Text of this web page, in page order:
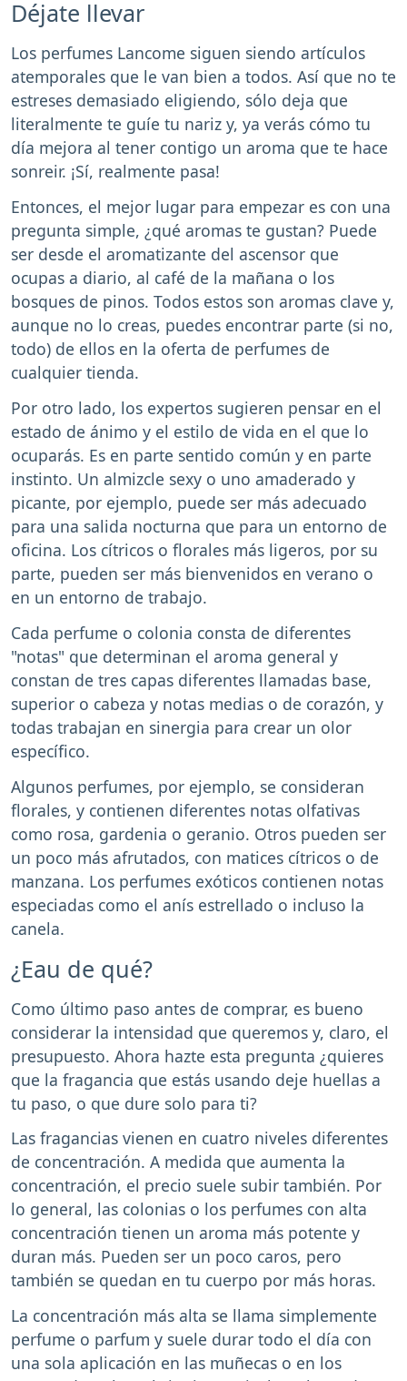
Déjate llevar
Los perfumes Lancome siguen siendo artículos
atemporales que le van bien a todos. Así que no te
estreses demasiado eligiendo, sólo deja que
literalmente te guíe tu nariz y, ya verás cómo tu
día mejora al tener contigo un aroma que te hace
sonreir. ¡Sí, realmente pasa!
Entonces, el mejor lugar para empezar es con una
pregunta simple, ¿qué aromas te gustan? Puede
ser desde el aromatizante del ascensor que
ocupas a diario, al café de la mañana o los
bosques de pinos. Todos estos son aromas clave y,
aunque no lo creas, puedes encontrar parte (si no,
todo) de ellos en la oferta de perfumes de
cualquier tienda.
Por otro lado, los expertos sugieren pensar en el
estado de ánimo y el estilo de vida en el que lo
ocuparás. Es en parte sentido común y en parte
instinto. Un almizcle sexy o uno amaderado y
picante, por ejemplo, puede ser más adecuado
para una salida nocturna que para un entorno de
oficina. Los cítricos o florales más ligeros, por su
parte, pueden ser más bienvenidos en verano o
en un entorno de trabajo.
Cada perfume o colonia consta de diferentes
"notas" que determinan el aroma general y
constan de tres capas diferentes llamadas base,
superior o cabeza y notas medias o de corazón, y
todas trabajan en sinergia para crear un olor
específico.
Algunos perfumes, por ejemplo, se consideran
florales, y contienen diferentes notas olfativas
como rosa, gardenia o geranio. Otros pueden ser
un poco más afrutados, con matices cítricos o de
manzana. Los perfumes exóticos contienen notas
especiadas como el anís estrellado o incluso la
canela.
¿Eau de qué?
Como último paso antes de comprar, es bueno
considerar la intensidad que queremos y, claro, el
presupuesto. Ahora hazte esta pregunta ¿quieres
que la fragancia que estás usando deje huellas a
tu paso, o que dure solo para ti?
Las fragancias vienen en cuatro niveles diferentes
de concentración. A medida que aumenta la
concentración, el precio suele subir también. Por
lo general, las colonias o los perfumes con alta
concentración tienen un aroma más potente y
duran más. Pueden ser un poco caros, pero
también se quedan en tu cuerpo por más horas.
La concentración más alta se llama simplemente
perfume o parfum y suele durar todo el día con
una sola aplicación en las muñecas o en los